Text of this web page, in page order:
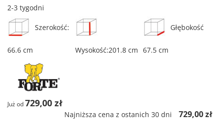
2-3 tygodni
Szerokość:
66.6 cm Wysokość:201.8 cm
Głębokość
67.5 cm
Już od729,00 zł
Najniższa cena z ostanich 30 dni 729,00 zł